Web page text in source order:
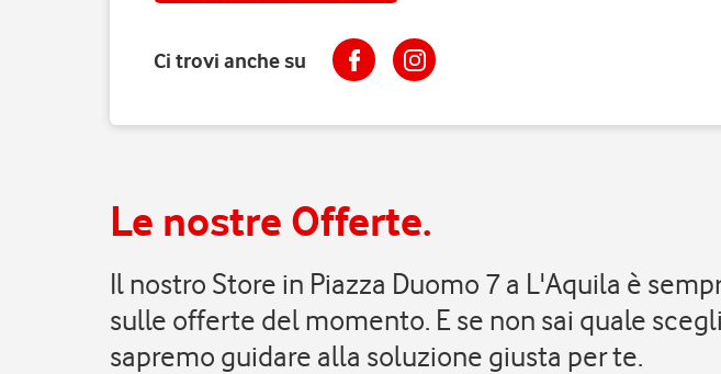
Ci trovi anche su
Le nostre Offerte.
Il nostro Store in Piazza Duomo 7 a L'Aquila è
sulle offerte del momento. E se non sai quale
sapremo guidare alla soluzione giusta per te.